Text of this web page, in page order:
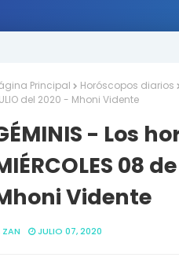
Principal Horóscopos diarios
del 2020 - Mhoni Vidente
- Los
08
Vidente
ZAN JULIO 07, 2020